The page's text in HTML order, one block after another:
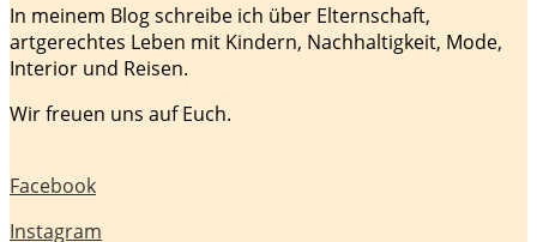
In meinem Blog schreibe ich über Elternschaft,
artgerechtes Leben mit Kindern, Nachhaltigkeit, Mode,
Interior und Reisen.
Wir freuen uns auf Euch.
Facebook
Instagram